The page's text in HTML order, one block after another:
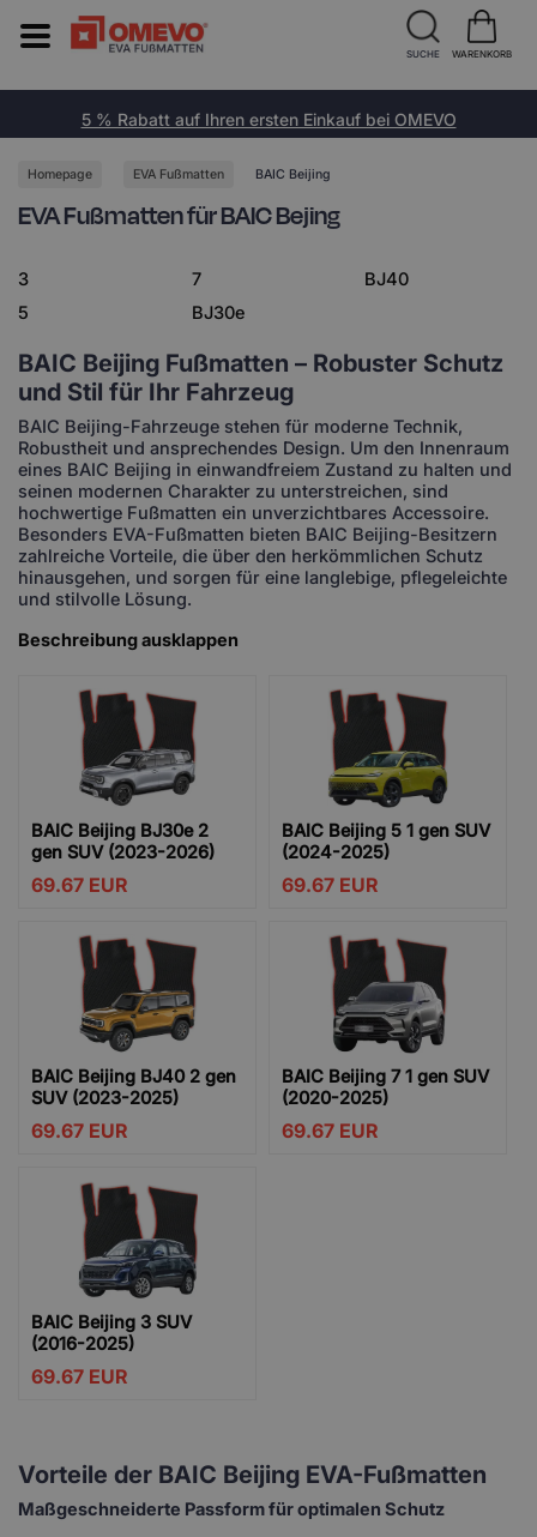
5 % Rabatt auf Ihren ersten Einkauf bei OMEVO
Homepage EVA Fußmatten BAIC Beijing
EVA Fußmatten für BAIC Bejing
3
5
7
BJ30e
BJ40
BAIC Beijing Fußmatten – Robuster Schutz
und Stil für Ihr Fahrzeug
BAIC Beijing-Fahrzeuge stehen für moderne Technik,
Robustheit und ansprechendes Design. Um den Innenraum
eines BAIC Beijing in einwandfreiem Zustand zu halten und
seinen modernen Charakter zu unterstreichen, sind
hochwertige Fußmatten ein unverzichtbares Accessoire.
Besonders EVA-Fußmatten bieten BAIC Beijing-Besitzern
zahlreiche Vorteile, die über den herkömmlichen Schutz
hinausgehen, und sorgen für eine langlebige, pflegeleichte
und stilvolle Lösung.
Beschreibung ausklappen
BAIC Beijing BJ30e 2
gen SUV (2023-2026)
69.67 EUR
BAIC Beijing 5 1 gen SUV
(2024-2025)
69.67 EUR
BAIC Beijing BJ40 2 gen
SUV (2023-2025)
69.67 EUR
BAIC Beijing 7 1 gen SUV
(2020-2025)
69.67 EUR
BAIC Beijing 3 SUV
(2016-2025)
69.67 EUR
Vorteile der BAIC Beijing EVA-Fußmatten
Maßgeschneiderte Passform für optimalen Schutz
SUCHE WARENKORB